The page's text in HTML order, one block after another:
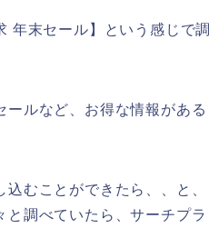
年末セール】という感じで調
ルなど、お得な情報がある
むことができたら、、と、
調べていたら、サーチプラ